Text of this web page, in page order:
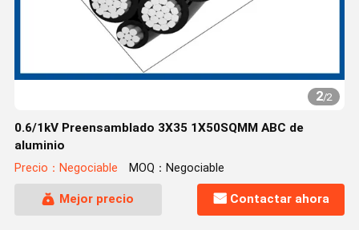
2/2
0.6/1kV Preensamblado 3X35 1X50SQMM ABC de
aluminio
Precio：Negociable MOQ：Negociable
Mejor precio Contactar ahora